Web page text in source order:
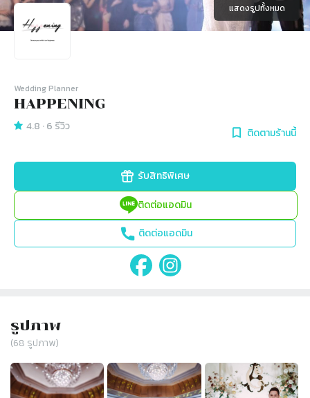
แสดงรูปทั้งหมด
Wedding Planner
HAPPENING
4.8 ·6 รีวิว ติดตามร้านนี้
รับสิทธิพิเศษ
ติดต่อแอดมิน
ติดต่อแอดมิน
รูปภาพ
(68 รูปภาพ)